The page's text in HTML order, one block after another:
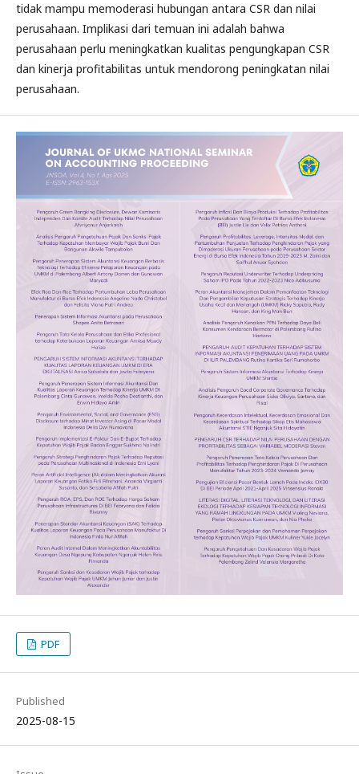
tidak mampu memoderasi hubungan antara CSR dan nilai
perusahaan. Implikasi dari temuan ini adalah bahwa
perusahaan perlu meningkatkan kualitas pengungkapan CSR
dan kinerja profitabilitas untuk mendorong peningkatan nilai
perusahaan.
PDF
Published
2025-08-15